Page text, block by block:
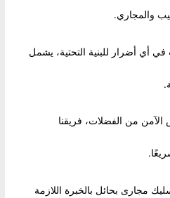
والمجاري.
أي أضرار للبنية التحتية، يشمل
من الفضلات، فريقنا
مجارى بحائل بالخبرة اللازمة